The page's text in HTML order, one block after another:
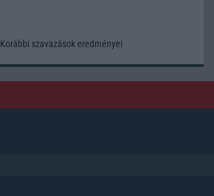
Korábbi szavazások eredményei